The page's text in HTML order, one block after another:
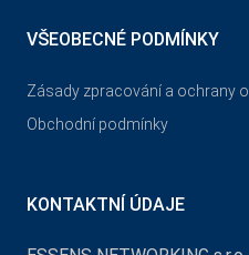
VŠEOBECNÉ PODMÍNKY
Zásady zpracování a ochrany
Obchodní podmínky
KONTAKTNÍ ÚDAJE